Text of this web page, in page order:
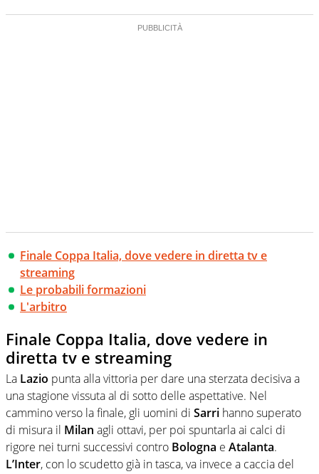
Finale Coppa Italia, dove vedere in diretta tv e
streaming
Le probabili formazioni
L'arbitro
Finale Coppa Italia, dove vedere in
diretta tv e streaming
La Lazio punta alla vittoria per dare una sterzata decisiva a
una stagione vissuta al di sotto delle aspettative. Nel
cammino verso la finale, gli uomini di Sarri hanno superato
di misura il Milan agli ottavi, per poi spuntarla ai calci di
rigore nei turni successivi contro Bologna e Atalanta.
L’Inter, con lo scudetto già in tasca, va invece a caccia del